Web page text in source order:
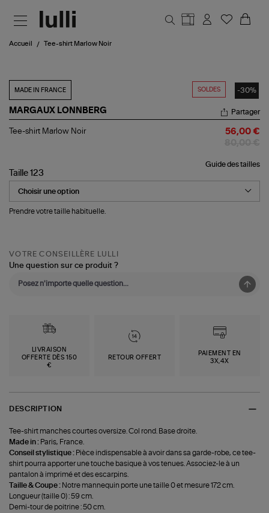
Accueil Tee-shirt Marlow Noir
SOLDES -30%
MADE IN FRANCE
MARGAUX LONNBERG
Tee-
Partager
Tee-shirt Marlow Noir 56,00 €
Guide des tailles
Taille 123
Prendre votre taille habituelle.
VOTRE CONSEILLÈRE LULLI
Une question sur ce produit ?
LIVRAISON
OFFERTE DÈS 150
€
RETOUR OFFERT
PAIEMENT EN
3X,4X
DESCRIPTION
Tee-shirt manches courtes oversize. Col rond. Base droite.
Made in : Paris, France.
Conseil stylistique : Pièce indispensable à avoir dans sa garde-robe, ce tee-
shirt pourra apporter une touche basique à vos tenues. Associez-le à un
pantalon à imprimé et des escarpins.
Taille & Coupe : Notre mannequin porte une taille 0 et mesure 172 cm.
Longueur (taille 0) : 59 cm.
Demi-tour de poitrine : 50 cm.